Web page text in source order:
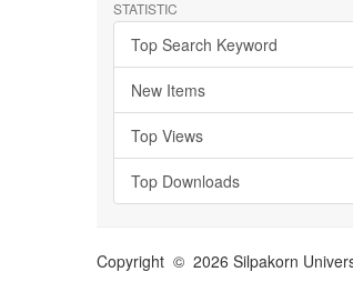
STATISTIC
Top Search Keyword
New Items
Top Views
Top Downloads
Copyright © 2026 Silpakorn